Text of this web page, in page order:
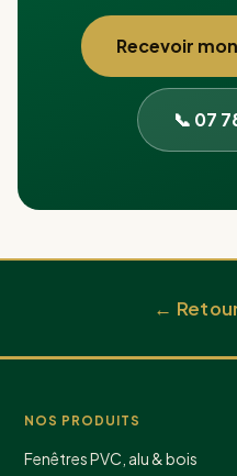
Recevoir
📞 07
←
NOS PRODUITS
Fenêtres PVC, alu & bois